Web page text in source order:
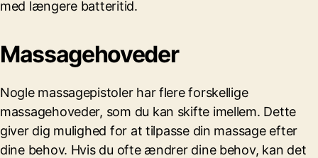
med længere batteritid.
Massagehoveder
Nogle massagepistoler har flere forskellige
massagehoveder, som du kan skifte imellem. Dette
giver dig mulighed for at tilpasse din massage efter
dine behov. Hvis du ofte ændrer dine behov, kan det